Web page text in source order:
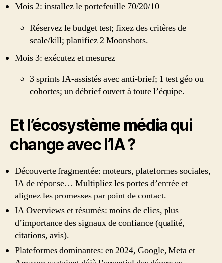
Mois 2: installez le portefeuille 70/20/10
Réservez le budget test; fixez des critères de
scale/kill; planifiez 2 Moonshots.
Mois 3: exécutez et mesurez
3 sprints IA‑assistés avec anti‑brief; 1 test géo ou
cohortes; un débrief ouvert à toute l’équipe.
Et l’écosystème média qui
change avec l’IA ?
Découverte fragmentée: moteurs, plateformes sociales,
IA de réponse… Multipliez les portes d’entrée et
alignez les promesses par point de contact.
IA Overviews et résumés: moins de clics, plus
d’importance des signaux de confiance (qualité,
citations, avis).
Plateformes dominantes: en 2024, Google, Meta et